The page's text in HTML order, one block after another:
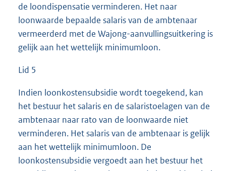
de loondispensatie verminderen. Het naar
loonwaarde bepaalde salaris van de ambtenaar
vermeerderd met de Wajong-aanvullingsuitkering is
gelijk aan het wettelijk minimumloon.
Lid 5
Indien loonkostensubsidie wordt toegekend, kan
het bestuur het salaris en de salaristoelagen van de
ambtenaar naar rato van de loonwaarde niet
verminderen. Het salaris van de ambtenaar is gelijk
aan het wettelijk minimumloon. De
loonkostensubsidie vergoedt aan het bestuur het